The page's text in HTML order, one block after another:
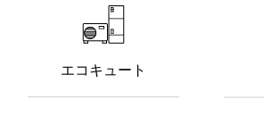
エコキュート